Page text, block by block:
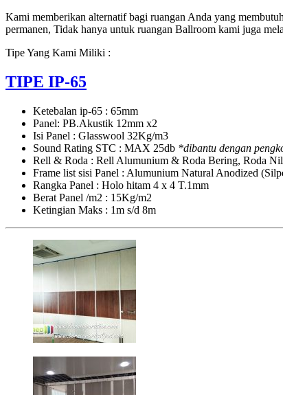
Kami memberikan alternatif bagi ruangan Anda yang
permanen, Tidak hanya untuk ruangan Ballroom kami juga
Tipe Yang Kami Miliki :
TIPE IP-65
Ketebalan ip-65 : 65mm
Panel: PB.Akustik 12mm x2
Isi Panel : Glasswool 32Kg/m3
Sound Rating STC : MAX 25db *dibantu dengan
Rell & Roda : Rell Alumunium & Roda Bering, Roda
Frame list sisi Panel : Alumunium Natural Anodized
Rangka Panel : Holo hitam 4 x 4 T.1mm
Berat Panel /m2 : 15Kg/m2
Ketingian Maks : 1m s/d 8m